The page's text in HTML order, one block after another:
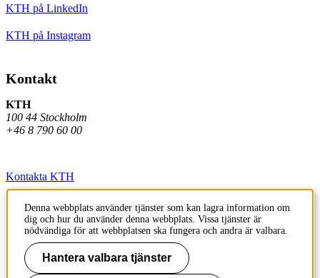
KTH på LinkedIn
KTH på Instagram
Kontakt
KTH
100 44 Stockholm
+46 8 790 60 00
Kontakta KTH
Jobba på KTH
Press och media
Faktura och betalning KTH
Denna webbplats använder tjänster som kan lagra information om
dig och hur du använder denna webbplats. Vissa tjänster är
nödvändiga för att webbplatsen ska fungera och andra är valbara.
Hantera valbara tjänster